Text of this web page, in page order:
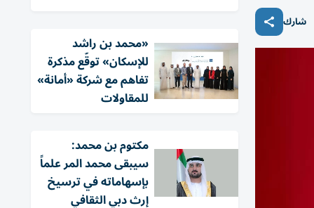
شارك
«محمد بن راشد
للإسكان» توقّع مذكرة
تفاهم مع شركة «أمانة»
للمقاولات
مكتوم بن محمد:
سيبقى محمد المر علماً
بإسهاماته في ترسيخ
إرث دبي الثقافي